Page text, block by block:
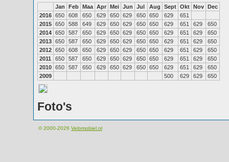
Jan Feb Maa Apr Mei Jun Jul Aug Sept Okt Nov Dec
2016 650 608 650 629 650 629 650 650 629
651
2015 650 588 649 629 650 629 650 650 629 651 629
650
2014 650 587 650 629 650 629 650 650 629 651 629
650
2013 650 587 650 629 650 629 650 650 629 651 629
650
2012 650 608 650 629 650 629 650 650 629 651 629
650
2011
650 587 650 629 650 629 650 650 629 651 629
650
2010 650 587 650 629 650 629 650 650 629 651 629
650
2009
500 629 629 650
Foto's
© 2000-2026 Velomobiel.nl